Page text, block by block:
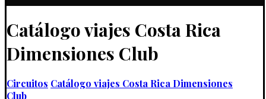
Catálogo viajes Costa Rica
Dimensiones Club
Circuitos Catálogo viajes Costa Rica Dimensiones
Club